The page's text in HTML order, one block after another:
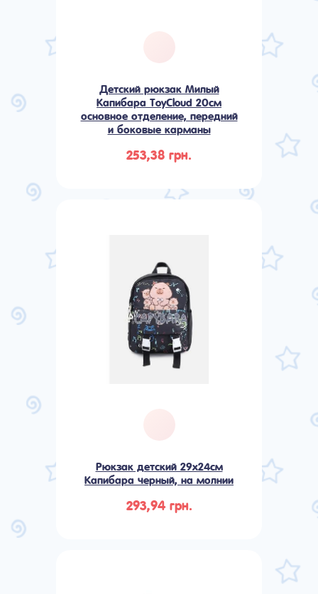
Детский рюкзак Милый
Капибара ToyCloud 20см
основное отделение, передний
и боковые карманы
253,38 грн.
Рюкзак детский 29х24см
Капибара черный, на молнии
293,94 грн.